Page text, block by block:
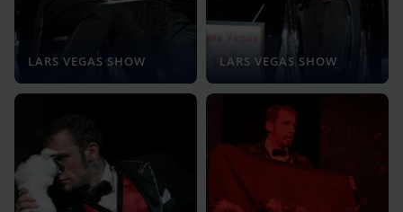
LARS VEGAS SHOW LARS VEGAS SHOW